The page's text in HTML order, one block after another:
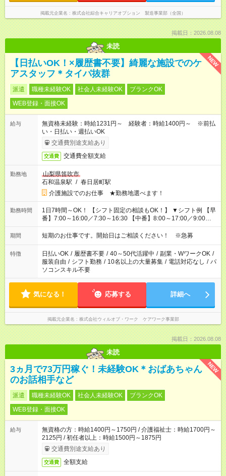
掲載元企業名 株式会社綜合キャリアオプション 製造事業部（全国）
掲載日：2026.08.08
未読
NEW
【日払いOK！×履歴書不要】綺麗な施設でのケ
アスタッフ＊タイパ抜群
派遣 職種未経験OK 社会人未経験OK
ブランクOK
WEB登録・面接OK
給与
無資格未経験：時給1231円～ 経験者：時給1400円～ ※前払
い・日払い・週払いOK
交通費別途支給あり
交通費 交通費全額支給
勤務地
山梨県笛吹市
石和温泉駅 / 春日居町駅
介護施設でのお仕事 ★勤務地選べます！
勤務時間
1日7時間～OK！ 【シフト固定の相談もOK！】 ▼シフト例 【早
番】7:00～16:00／7:30～16:30 【中番】8:00～17:00／9:00～
18:00 【遅番】11:00～20:00／13:00～22:00
期間 短期のお仕事です。開始日はご相談ください！ ※急募
特徴 日払いOK / 履歴書不要 / 40～50代活躍中 / 副業・WワークOK /
服装自由 / シフト勤務 / 10名以上の大量募集 / 電話対応なし / パ
ソコンスキル不要
気になる！ 応募する 詳細へ
掲載元企業名 株式会社ウィルオブ・ワーク ケアワーク事業部
掲載日：2026.08.08
未読
NEW
3ヵ月で73万円稼ぐ！未経験OK＊おばあちゃん
のお話相手など
派遣 職種未経験OK 社会人未経験OK
ブランクOK
WEB登録・面接OK
給与
無資格の方：時給1400円～1750円 / 介護福祉士：時給1700円～
2125円 / 初任者以上：時給1500円～1875円
交通費別途支給あり
交通費 全額支給